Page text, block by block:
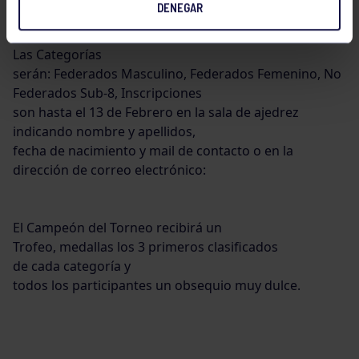
DENEGAR
Las Categorías
serán: Federados Masculino, Federados Femenino, No
Federados Sub-8, Inscripciones
son hasta el 13 de Febrero en la sala de ajedrez
indicando nombre y apellidos,
fecha de nacimiento y mail de contacto o en la
dirección de correo electrónico:
El Campeón del Torneo recibirá un
Trofeo, medallas los 3 primeros clasificados
de cada categoría y
todos los participantes un obsequio muy dulce.